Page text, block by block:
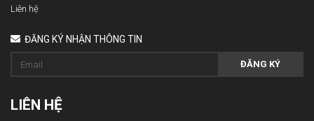
Liên hệ
ĐĂNG KÝ NHẬN THÔNG TIN
ĐĂNG KÝ
LIÊN HỆ